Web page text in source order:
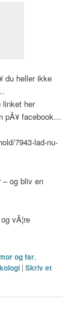
du heller ikke
linket her
pÃ¥ facebook…
7943-lad-nu-
– og bliv en
vÃ¦re
og far,
|Skriv et